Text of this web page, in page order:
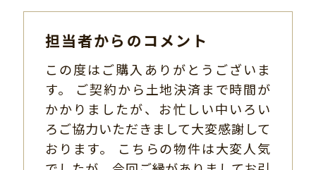
担当者からのコメント
この度はご購入ありがとうございま
す。 ご契約から土地決済まで時間が
かかりましたが、お忙しい中いろい
ろご協力いただきまして大変感謝して
おります。 こちらの物件は大変人気